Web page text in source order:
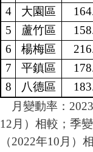
4
大園區
5
蘆竹區
6
楊梅區
7
平鎮區
8
八德區
月變動率：
12月）相較；季
（2022年10月）